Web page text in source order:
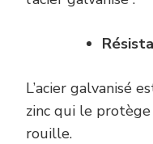
L’acier galvanisé
zinc qui le
rouille.